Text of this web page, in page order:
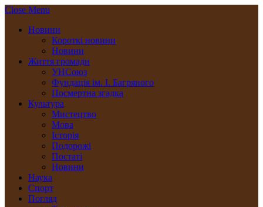
Close Menu
Новини
Короткі новини
Новини
Життя громади
УНСоюз
Фундація ім. І. Багряного
Посмертна згадка
Культура
Мистецтво
Мова
Історія
Подорожі
Постаті
Новини
Наука
Спорт
Погляд